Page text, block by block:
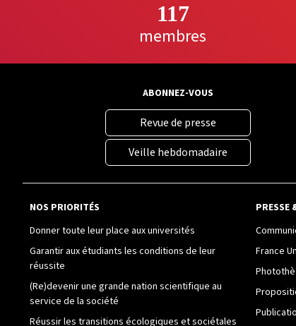
117
membres
ABONNEZ-VOUS
Revue de presse
Veille hebdomadaire
NOS PRIORITÉS
Donner toute leur place aux universités
Garantir aux étudiants les conditions de leur
réussite
(Re)devenir une grande nation scientifique au
service de la société
Réussir les transitions écologiques et sociétales
PRESSE
France